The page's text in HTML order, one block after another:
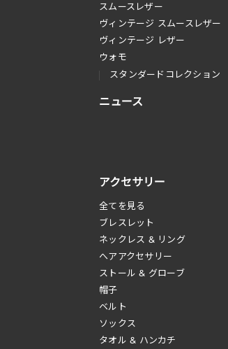
スムースレザー
ヴィンテージ スムースレザー
ヴィンテージ レザー
ウォモ
スタンダードコレクション
ニュース
アクセサリー
全てを見る
ブレスレット
ネックレス & リング
へアアクセサリー
ストール & グローブ
帽子
ベルト
ソックス
タオル & ハンカチ